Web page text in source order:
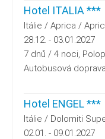
Hotel ITALIA ***
Itálie / Aprica /
28.12. - 03.01.2027
7 dnů / 4 noci,
Autobusová doprava
Hotel ENGEL ***
Itálie / Dolomiti
02.01. - 09.01.2027